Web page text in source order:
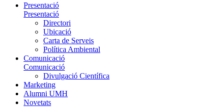
Presentació
Presentació
Directori
Ubicació
Carta de Serveis
Política Ambiental
Comunicació
Comunicació
Divulgació Científica
Marketing
Alumni UMH
Novetats